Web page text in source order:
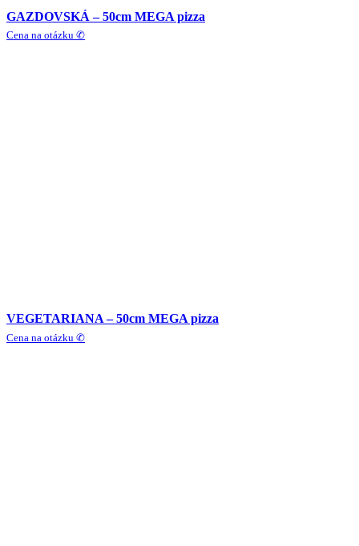
GAZDOVSKÁ – 50cm MEGA pizza
Cena na otázku ✆
VEGETARIANA – 50cm MEGA pizza
Cena na otázku ✆